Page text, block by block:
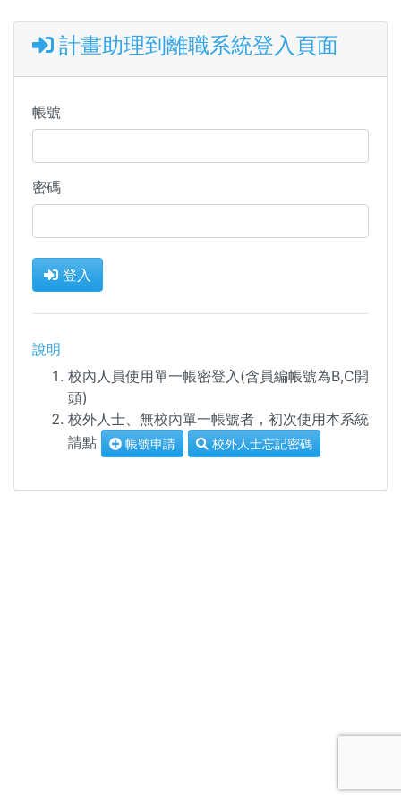
計畫助理到離職系統登入頁面
帳號
密碼
登入
說明
校內人員使用單一帳密登入(含員編帳號為B,C開
頭)
校外人士、無校內單一帳號者，初次使用本系統
請點
帳號申請 校外人士忘記密碼